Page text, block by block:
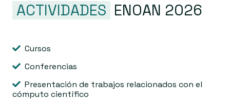
ACTIVIDADES ENOAN 2026
Cursos
Conferencias
Presentación de trabajos relacionados con el
cómputo científico